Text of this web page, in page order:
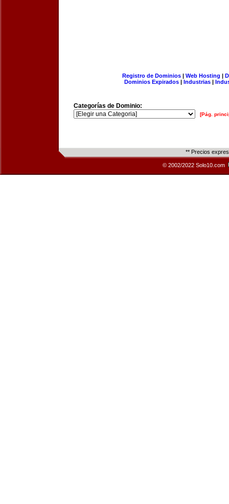
Registro de Dominios| Web Hosting |
Dominios Expirados | Industrias |
Categorías de Dominio:
[Pág.
** Precios
© 2002/2022 Solo10.com